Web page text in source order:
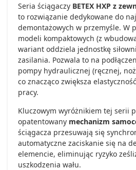
Seria ściągaczy BETEX HXP z
to rozwiązanie dedykowane do
demontażowych w przemyśle. W
modeli kompaktowych (z
wariant oddziela jednostkę
zasilania. Pozwala to na
pompy hydraulicznej (ręcznej,
co znacząco zwiększa
pracy.
Kluczowym wyróżnikiem tej serii
opatentowany mechanizm
ściągacza przesuwają się
automatyczne zaciskanie się na
elemencie, eliminując ryzyko
uszkodzenia wału.